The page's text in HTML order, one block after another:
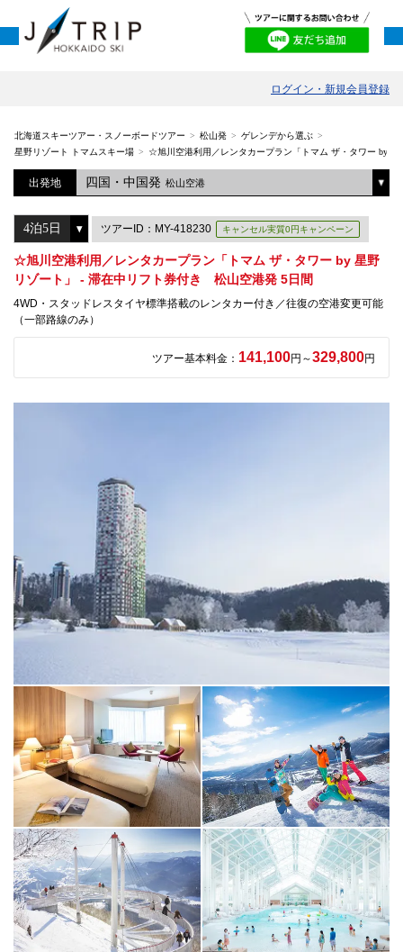
ログイン・新規会員登録
北海道スキーツアー・スノーボードツアー 松山発
ゲレンデから選ぶ
星野リゾート トマムスキー場
☆旭川空港利用／レンタカープラン「トマム ザ・タワー by
出発地 四国・中国発 松山空港
ツアーID：MY-418230 キャンセル実質0円キャンペーン
☆旭川空港利用／レンタカープラン「トマム ザ・タワー by 星野
リゾート」 - 滞在中リフト券付き 松山空港発 5日間
4WD・スタッドレスタイヤ標準搭載のレンタカー付き／往復の空港変更可能
（一部路線のみ）
ツアー基本料金： 141,100円～329,800円